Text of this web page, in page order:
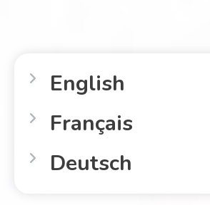
English
Français
Deutsch